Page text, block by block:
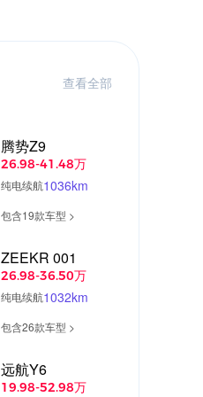
查看全部
腾势Z9
26.98-41.48万
纯电续航1036km
包含19款车型 >
ZEEKR 001
26.98-36.50万
纯电续航1032km
包含26款车型 >
远航Y6
19.98-52.98万